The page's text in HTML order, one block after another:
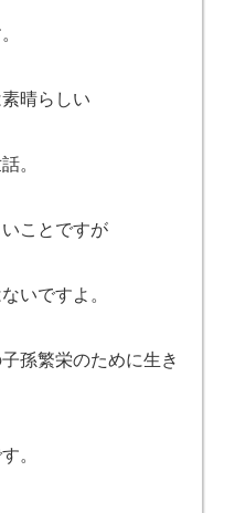
晴らしい
。
ことですが
いですよ。
孫繁栄のために生き
。